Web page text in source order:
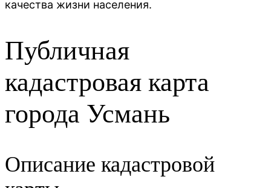
качества жизни населения.
Публичная
кадастровая карта
города Усмань
Описание кадастровой